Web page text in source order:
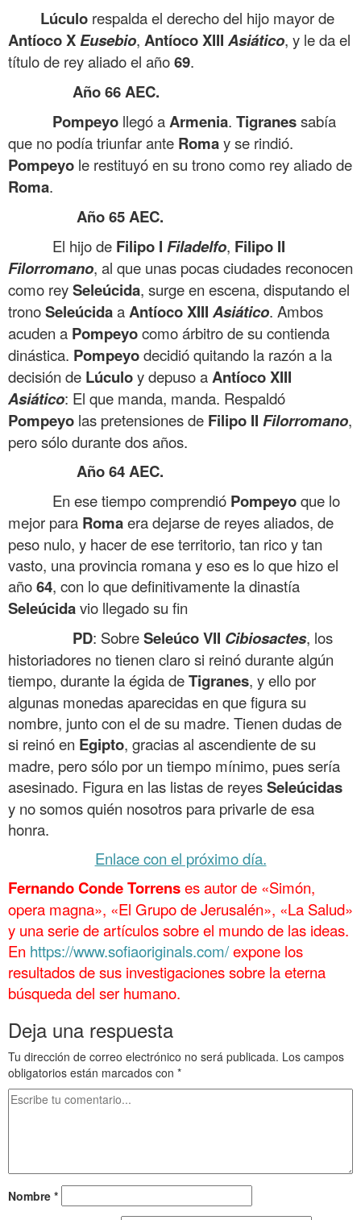
Lúculo respalda el derecho del hijo mayor de
Antíoco XEusebio, AntíocoXIII Asiático, y le da el
título de rey aliado el año69.
Año 66 AEC.
Pompeyo llegó aArmenia. Tigranessabía
que no podía triunfar ante Romay se rindió.
Pompeyo le restituyó en su trono como rey aliado de
Roma.
Año 65 AEC.
El hijo de Filipo I Filadelfo, Filipo II
Filorromano, al que unas pocas ciudades reconocen
como reySeleúcida, surge en escena, disputando el
tronoSeleúcidaaAntíocoXIII Asiático. Ambos
acuden a Pompeyocomo árbitro de su contienda
dinástica. Pompeyodecidió quitando la razón a la
decisión de Lúculoy depuso aAntíocoXIII
Asiático: El que manda, manda. Respaldó
Pompeyo las pretensiones de Filipo II Filorromano,
pero sólo durante dos años.
Año 64 AEC.
En ese tiempo comprendió Pompeyoque lo
mejor para Romaera dejarse de reyes aliados, de
peso nulo, y hacer de ese territorio, tan rico y tan
vasto, una provincia romana y eso es lo que hizo el
año64, con lo que definitivamente la dinastía
Seleúcidavio llegado su fin
PD: SobreSeleúco VII Cibiosactes, los
historiadores no tienen claro si reinó durante algún
tiempo, durante la égida deTigranes, y ello por
algunas monedas aparecidas en que figura su
nombre, junto con el de su madre. Tienen dudas de
si reinó en Egipto, gracias al ascendiente de su
madre, pero sólo por un tiempo mínimo, pues sería
asesinado. Figura en las listas de reyesSeleúcidas
y no somos quién nosotros para privarle de esa
honra.
Enlace con el próximo día.
Fernando Conde Torrenses autor de «Simón,
opera magna», «El Grupo de Jerusalén», «La Salud»
y una serie de artículos sobre el mundo de las ideas.
En https://www.sofiaoriginals.com/expone los
resultados de sus investigaciones sobre la eterna
búsqueda del ser humano.
Deja una respuesta
Tu dirección de correo electrónico no será publicada. Los campos
obligatorios están marcados con *
Nombre *